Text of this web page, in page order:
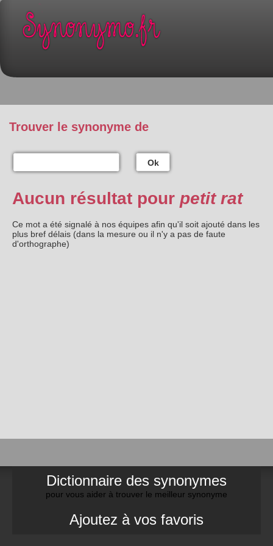
Trouver le synonyme de
Ok
Aucun résultat pour petit rat
Ce mot a été signalé à nos équipes afin qu'il soit ajouté dans les
plus bref délais (dans la mesure ou il n'y a pas de faute
d'orthographe)
Dictionnaire des synonymes
pour vous aider à trouver le meilleur synonyme
Ajoutez à vos favoris